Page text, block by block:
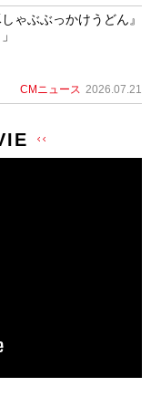
ゃぶぶっかけうどん』
CMニュース 2026.07.21